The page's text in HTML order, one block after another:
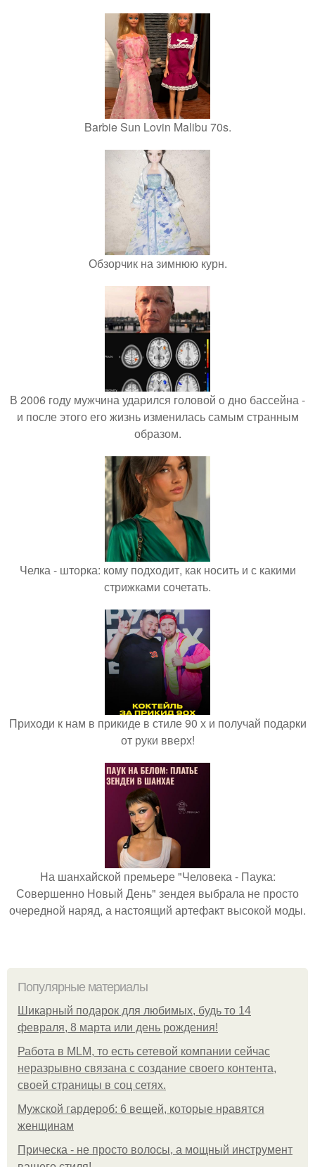
Barbie Sun Lovin Malibu 70s.
Обзорчик на зимнюю курн.
В 2006 году мужчина ударился головой о дно бассейна -
и после этого его жизнь изменилась самым странным
образом.
Челка - шторка: кому подходит, как носить и с какими
стрижками сочетать.
Приходи к нам в прикиде в стиле 90 х и получай подарки
от руки вверх!
На шанхайской премьере "Человека - Паука:
Совершенно Новый День" зендея выбрала не просто
очередной наряд, а настоящий артефакт высокой моды.
Популярные материалы
Шикарный подарок для любимых, будь то 14
февраля, 8 марта или день рождения!
Работа в MLM, то есть сетевой компании сейчас
неразрывно связана с создание своего контента,
своей страницы в соц сетях.
Мужской гардероб: 6 вещей, которые нравятся
женщинам
Прическа - не просто волосы, а мощный инструмент